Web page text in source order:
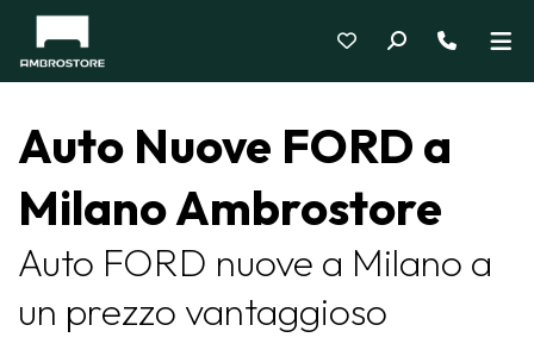
Auto Nuove FORD a
Milano Ambrostore
Auto FORD nuove a Milano a
un prezzo vantaggioso